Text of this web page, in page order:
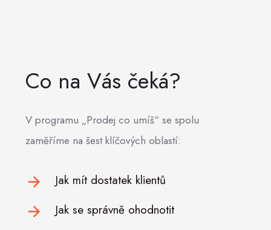
Co na Vás čeká?
V programu „Prodej co umíš“ se spolu
zaměříme na šest klíčových oblastí:
Jak mít dostatek klientů
Jak se správně ohodnotit